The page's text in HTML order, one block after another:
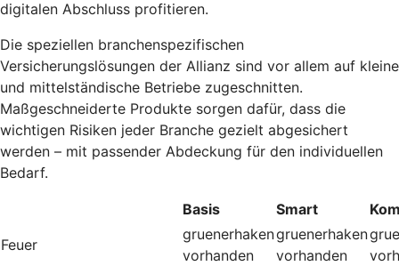
digitalen Abschluss profitieren.
Die speziellen branchenspezifischen
Versicherungslösungen der Allianz sind vor allem auf kleine
und mittelständische Betriebe zugeschnitten.
Maßgeschneiderte Produkte sorgen dafür, dass die
wichtigen Risiken jeder Branche gezielt abgesichert
werden – mit passender Abdeckung für den individuellen
Bedarf.
Basis Smart
Feuer
gruenerhaken
vorhanden
gruenerhaken
vorhanden